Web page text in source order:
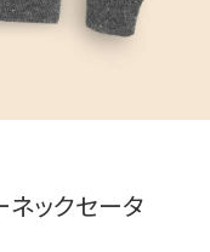
ックセータ